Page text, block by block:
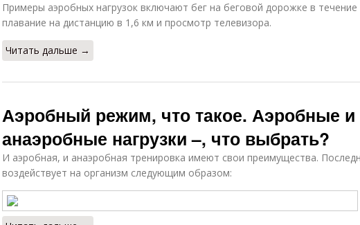
Примеры аэробных нагрузок включают бег на беговой дорожке в течение
плавание на дистанцию в 1,6 км и просмотр телевизора.
Читать дальше →
Аэробный режим, что такое. Аэробные и
анаэробные нагрузки –, что выбрать?
И аэробная, и анаэробная тренировка имеют свои преимущества.
воздействует на организм следующим образом: